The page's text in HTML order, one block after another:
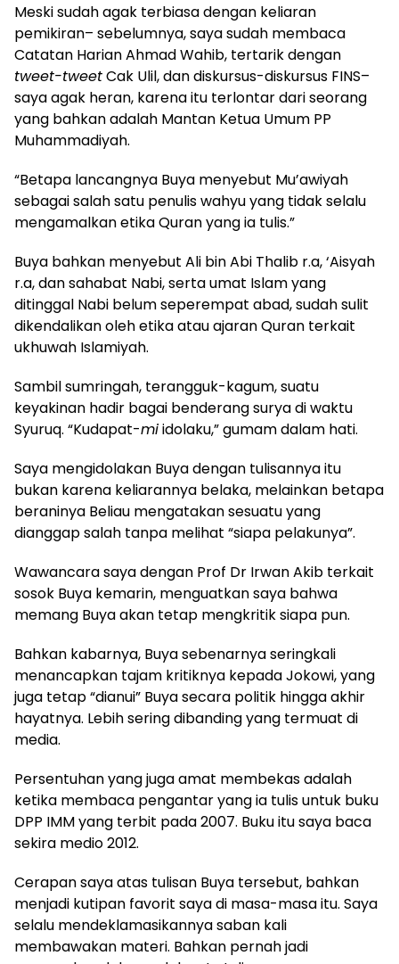
Meski sudah agak terbiasa dengan keliaran
pemikiran– sebelumnya, saya sudah membaca
Catatan Harian Ahmad Wahib, tertarik dengan
tweet-tweetCak Ulil, dan diskursus-diskursus FINS–
saya agak heran, karena itu terlontar dari seorang
yang bahkan adalah Mantan Ketua Umum PP
Muhammadiyah.
“Betapa lancangnya Buya menyebut Mu’awiyah
sebagai salah satu penulis wahyu yang tidak selalu
mengamalkan etika Quran yang ia tulis.”
Buya bahkan menyebut Ali bin Abi Thalib r.a, ‘Aisyah
r.a, dan sahabat Nabi, serta umat Islam yang
ditinggal Nabi belum seperempat abad, sudah sulit
dikendalikan oleh etika atau ajaran Quran terkait
ukhuwah Islamiyah.
Sambil sumringah, terangguk-kagum, suatu
keyakinan hadir bagai benderang surya di waktu
Syuruq. “Kudapat-miidolaku,” gumam dalam hati.
Saya mengidolakan Buya dengan tulisannya itu
bukan karena keliarannya belaka, melainkan betapa
beraninya Beliau mengatakan sesuatu yang
dianggap salah tanpa melihat “siapa pelakunya”.
Wawancara saya dengan Prof Dr Irwan Akib terkait
sosok Buya kemarin, menguatkan saya bahwa
memang Buya akan tetap mengkritik siapa pun.
Bahkan kabarnya, Buya sebenarnya seringkali
menancapkan tajam kritiknya kepada Jokowi, yang
juga tetap “dianui” Buya secara politik hingga akhir
hayatnya. Lebih sering dibanding yang termuat di
media.
Persentuhan yang juga amat membekas adalah
ketika membaca pengantar yang ia tulis untuk buku
DPP IMM yang terbit pada 2007. Buku itu saya baca
sekira medio 2012.
Cerapan saya atas tulisan Buya tersebut, bahkan
menjadi kutipan favorit saya di masa-masa itu. Saya
selalu mendeklamasikannya saban kali
membawakan materi. Bahkan pernah jadi